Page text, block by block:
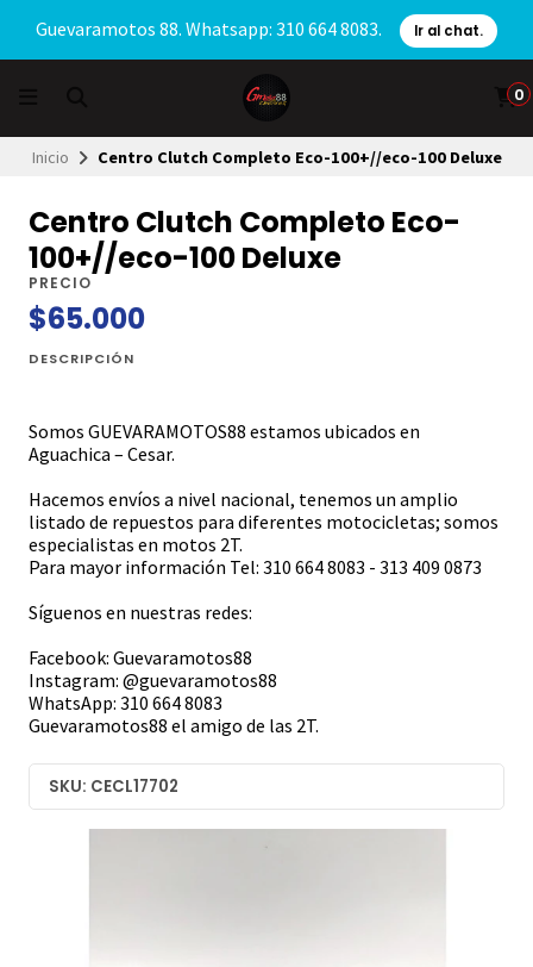
Guevaramotos 88. Whatsapp: 310 664 8083. Ir al chat.
0
Inicio Centro Clutch Completo Eco-100+//eco-100 Deluxe
Centro Clutch Completo Eco-
100+//eco-100 Deluxe
PRECIO
$65.000
DESCRIPCIÓN
Somos GUEVARAMOTOS88 estamos ubicados en
Aguachica – Cesar.
Hacemos envíos a nivel nacional, tenemos un amplio
listado de repuestos para diferentes motocicletas; somos
especialistas en motos 2T.
Para mayor información Tel: 310 664 8083 - 313 409 0873
Síguenos en nuestras redes:
Facebook: Guevaramotos88
Instagram: @guevaramotos88
WhatsApp: 310 664 8083
Guevaramotos88 el amigo de las 2T.
SKU: CECL17702